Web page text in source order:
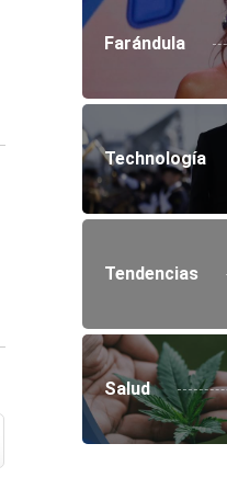
Farándula
Technología
Tendencias
Salud